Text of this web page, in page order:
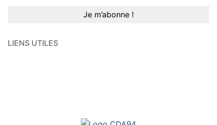
LIENS UTILES